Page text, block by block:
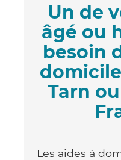
Un de
âgé ou
besoin
Tarn
Les aides à